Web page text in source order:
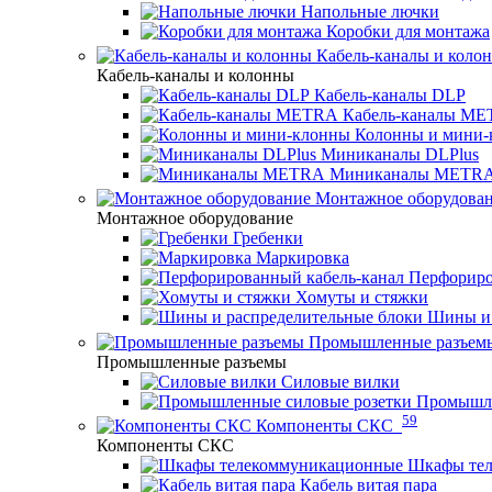
Напольные лючки
Коробки для монтажа
Кабель-каналы и
Кабель-каналы и колонны
Кабель-каналы DLP
Кабель-каналы
Колонны и
Миниканалы DLPlus
Миниканалы
Монтажное
Монтажное оборудование
Гребенки
Маркировка
Хомуты и стяжки
Шины и
Промышленные
Промышленные разъемы
Силовые вилки
Компоненты СКС 59
Компоненты СКС
Шкафы
Кабель витая пара